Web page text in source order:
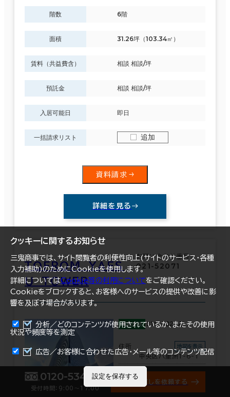
階数 6階
面積 31.26坪（103.34㎡）
賃料（共益費含） 相談 相談/坪
預託金 相談 相談/坪
入居可能日 即日
一括請求リスト 追加
資料請求
詳細を見る
ＴＯＦＲＯＭ ＹＡＥＳ
Ｕ ＴＯＷＥＲ
お問い合わせ番号：
021-52071
掲載面積 31坪～824坪
住所
中央区八重洲1-6-1
地図を表示
まとめて資料請求
0120-534-011
受付時間：9:00〜17:00
オフィス探しを依頼する
クッキーに関するお知らせ
三鬼商事では、サイト閲覧者の利便性向上(サイトのサービス・各種
入力補助)のためにCookieを使用します。
詳細についてはCookie等の利用についてをご確認ください。
Cookieをブロックすると、お客様へのサービスの提供や改善に影
響を及ぼす場合があります。
分析／どのコンテンツが使用されているか、またその使用
状況や頻度等を測定
広告／お客様に合わせた広告・メール等のコンテンツ配信
設定を保存する